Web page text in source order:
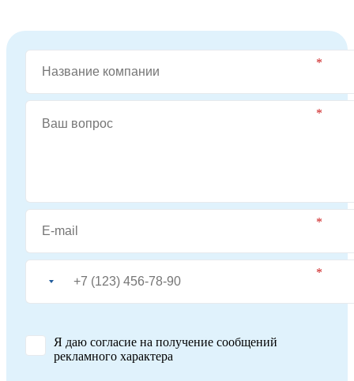
Я даю согласие на получение сообщений
рекламного характера